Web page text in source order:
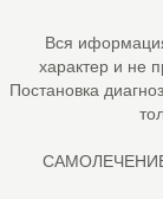
Вся
характер и не
Постановка